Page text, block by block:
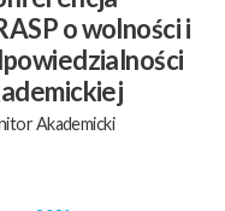
o wolności i
Akademicki